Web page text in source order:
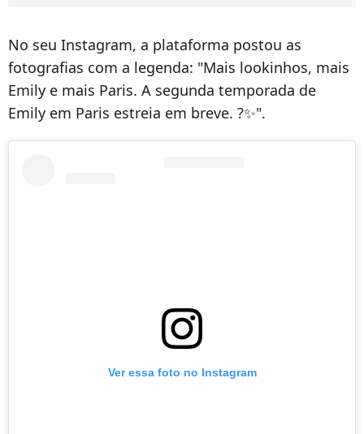
No seu Instagram, a plataforma postou as
fotografias com a legenda: "Mais lookinhos, mais
Emily e mais Paris. A segunda temporada de
Emily em Paris estreia em breve. ?✨".
Ver essa foto no Instagram